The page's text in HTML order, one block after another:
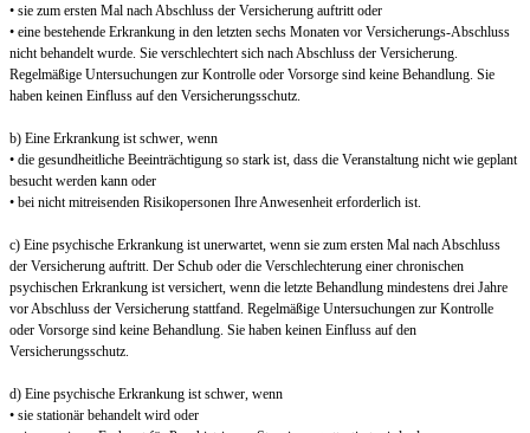
• sie zum ersten Mal nach Abschluss der Versicherung auftritt oder
• eine bestehende Erkrankung in den letzten sechs Monaten vor Versicherungs-Abschluss
nicht behandelt wurde. Sie verschlechtert sich nach Abschluss der Versicherung.
Regelmäßige Untersuchungen zur Kontrolle oder Vorsorge sind keine Behandlung. Sie
haben keinen Einfluss auf den Versicherungsschutz.
b) Eine Erkrankung ist schwer, wenn
• die gesundheitliche Beeinträchtigung so stark ist, dass die Veranstaltung nicht wie geplant
besucht werden kann oder
• bei nicht mitreisenden Risikopersonen Ihre Anwesenheit erforderlich ist.
c) Eine psychische Erkrankung ist unerwartet, wenn sie zum ersten Mal nach Abschluss
der Versicherung auftritt. Der Schub oder die Verschlechterung einer chronischen
psychischen Erkrankung ist versichert, wenn die letzte Behandlung mindestens drei Jahre
vor Abschluss der Versicherung stattfand. Regelmäßige Untersuchungen zur Kontrolle
oder Vorsorge sind keine Behandlung. Sie haben keinen Einfluss auf den
Versicherungsschutz.
d) Eine psychische Erkrankung ist schwer, wenn
• sie stationär behandelt wird oder